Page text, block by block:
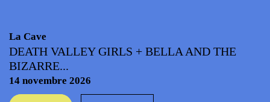
La Cave
DEATH VALLEY GIRLS + BELLA AND THE
BIZARRE...
14 novembre 2026